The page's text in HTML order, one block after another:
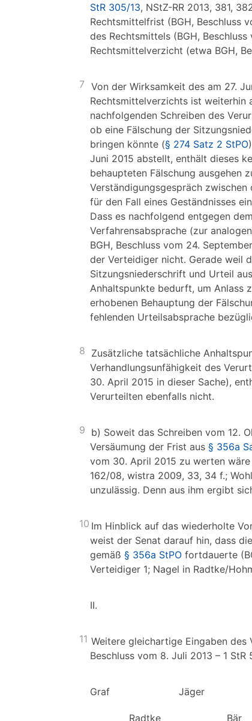
StR 305/13, NStZ-RR 2013, 381,
Rechtsmittelfrist (BGH, Beschluss
des Rechtsmittels (BGH,
Rechtsmittelverzicht (etwa BGH,
7 Von der Wirksamkeit des am 27.
Rechtsmittelverzichts ist weiterhin
nachfolgenden Schreiben des
ob eine Fälschung der
bringen könnte (§ 274 Satz 2 StPO
Juni 2015 abstellt, enthält dieses
behaupteten Fälschung ausgehen
Verständigungsgespräch
für den Fall eines Geständnisses
Dass es nachfolgend entgegen
Verfahrensabsprache (zur
BGH, Beschluss vom 24.
der Verteidiger nicht. Gerade weil
Sitzungsniederschrift und Urteil
Anhaltspunkte bedurft, um Anlass
erhobenen Behauptung der
fehlenden Urteilsabsprache
8 Zusätzliche tatsächliche
Verhandlungsunfähigkeit des
30. April 2015 in dieser Sache),
Verurteilten ebenfalls nicht.
9 b) Soweit das Schreiben vom 12.
Versäumung der Frist aus § 356a
vom 30. April 2015 zu werten
162/08, wistra 2009, 33, 34 f.;
unzulässig. Denn aus ihm ergibt
10 Im Hinblick auf das wiederholte
weist der Senat darauf hin, dass
gemäß § 356a StPO fortdauerte
Verteidiger 1; Nagel in Radtke/
II.
11 Weitere gleichartige Eingaben des
Beschluss vom 8. Juli 2013 – 1 StR
Graf Jäger
Radtke Bär